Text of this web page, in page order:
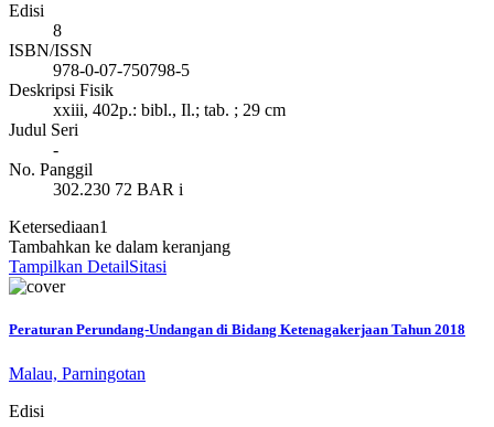
Edisi
8
ISBN/ISSN
978-0-07-750798-5
Deskripsi Fisik
xxiii, 402p.: bibl., Il.; tab. ; 29 cm
Judul Seri
-
No. Panggil
302.230 72 BAR i
Ketersediaan1
Tambahkan ke dalam keranjang
Tampilkan DetailSitasi
Peraturan Perundang-Undangan di Bidang Ketenagakerjaan Tahun 2018
Malau, Parningotan
Edisi